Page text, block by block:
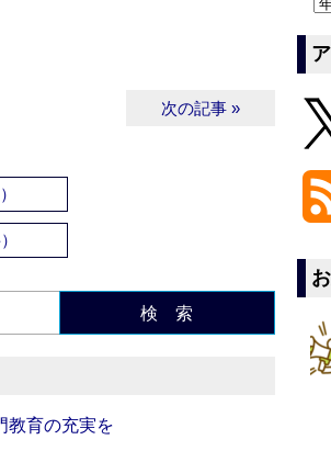
次の記事 »
検 索
教育の充実を